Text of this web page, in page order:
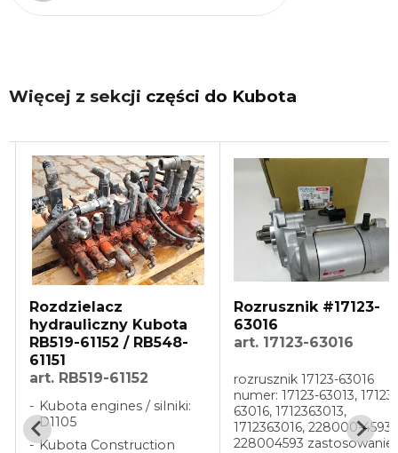
Więcej z sekcji części do Kubota
Rozrusznik #17123-
63016
art. 17123-63016
rozrusznik 17123-63016
63016, 1712363013,
1712363016, 228000-4593,
228004593 zastosowanie:
Sprzęgło pompy
hydraulicznej
RP471-42630
Kubota Construction
Machinery: KX61-3,
KX91-3, KX101-3, KX121-
U35-4, U35